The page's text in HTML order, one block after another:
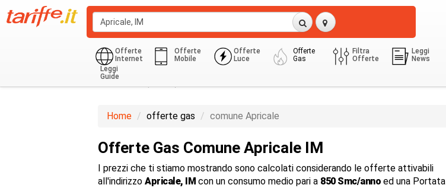
Offerte
Internet
Offerte
Mobile
Offerte
Luce
Offerte
Gas
Filtra
Offerte
Leggi
News
Leggi
Guide
Domestico (G1-G6)
Home offerte gas comune Apricale
Offerte Gas Comune Apricale IM
I prezzi che ti stiamo mostrando sono calcolati considerando le offerte attivabili
all'indirizzo Apricale, IM con un consumo medio pari a 850 Smc/anno ed una Portata